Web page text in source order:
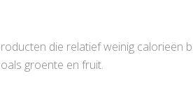
die relatief weinig calorieën
groente en fruit.